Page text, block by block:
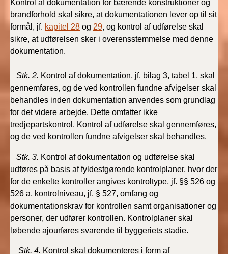
BR18 (1/1 - 30/6
2022)
BR18 (1/1-29/6
2021)
BR18 (1/7-31/12
2020)
BR18 (10/3-30/6
2020)
BR18 (1/1-9/3 2020)
BR18 (4/7-31/12
2019)
Kontrol af dokumentation for bærende konstruktioner og
brandforhold skal sikre, at dokumentationen lever op til sit
formål, jf. kapitel 28 og 29, og kontrol af udførelse skal
sikre, at udførelsen sker i overensstemmelse med denne
dokumentation.
Stk. 2. Kontrol af dokumentation, jf. bilag 3, tabel 1, skal
gennemføres, og de ved kontrollen fundne afvigelser skal
behandles inden dokumentation anvendes som grundlag
for det videre arbejde. Dette omfatter ikke
tredjepartskontrol. Kontrol af udførelse skal gennemføres,
og de ved kontrollen fundne afvigelser skal behandles.
Stk. 3. Kontrol af dokumentation og udførelse skal
udføres på basis af fyldestgørende kontrolplaner, hvor der
for de enkelte kontroller angives kontroltype, jf. §§ 526 og
526 a, kontrolniveau, jf. § 527, omfang og
dokumentationskrav for kontrollen samt organisationer og
personer, der udfører kontrollen. Kontrolplaner skal
løbende ajourføres svarende til byggeriets stadie.
Stk. 4. Kontrol skal dokumenteres i form af